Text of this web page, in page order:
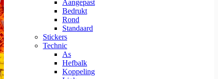
Aangepast
Bedrukt
Rond
Standaard
Stickers
Technic
As
Hefbalk
Koppeling